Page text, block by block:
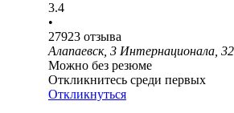
3.4
•
27923 отзыва
Алапаевск, 3 Интернационала, 32
Можно без резюме
Откликнитесь среди первых
Откликнуться